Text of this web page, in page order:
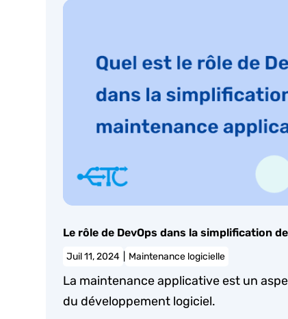
Le rôle de DevOps dans la simplification
Juil 11, 2024 Maintenance logicielle
La maintenance applicative est un
du développement logiciel.